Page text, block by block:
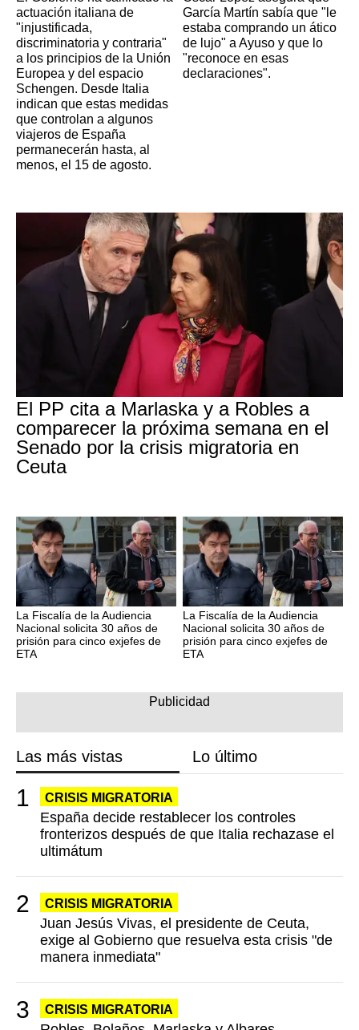
actuación italiana de
"injustificada,
discriminatoria y contraria"
a los principios de la Unión
Europea y del espacio
Schengen. Desde Italia
indican que estas medidas
que controlan a algunos
viajeros de España
permanecerán hasta, al
menos, el 15 de agosto.
García Martín sabía que "le
estaba comprando un ático
de lujo" a Ayuso y que lo
"reconoce en esas
declaraciones".
El PP cita a Marlaska y a Robles a
comparecer la próxima semana en el
Senado por la crisis migratoria en
Ceuta
La Fiscalía de la Audiencia
Nacional solicita 30 años de
prisión para cinco exjefes de
ETA
La Fiscalía de la Audiencia
Nacional solicita 30 años de
prisión para cinco exjefes de
ETA
Las más vistas Lo último
CRISIS MIGRATORIA
España decide restablecer los controles
fronterizos después de que Italia rechazase el
ultimátum
CRISIS MIGRATORIA
Juan Jesús Vivas, el presidente de Ceuta,
exige al Gobierno que resuelva esta crisis "de
manera inmediata"
CRISIS MIGRATORIA